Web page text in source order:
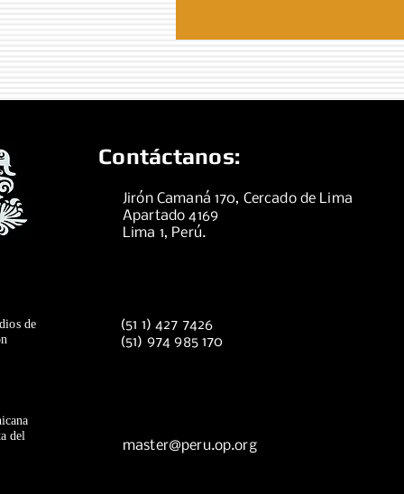
Contáctanos:
Jirón Camaná 170, Cercado de Lima
Apartado 4169
Lima 1, Perú.
de
(51 1) 427 7426
(51) 974 985 170
del
master@peru.op.org